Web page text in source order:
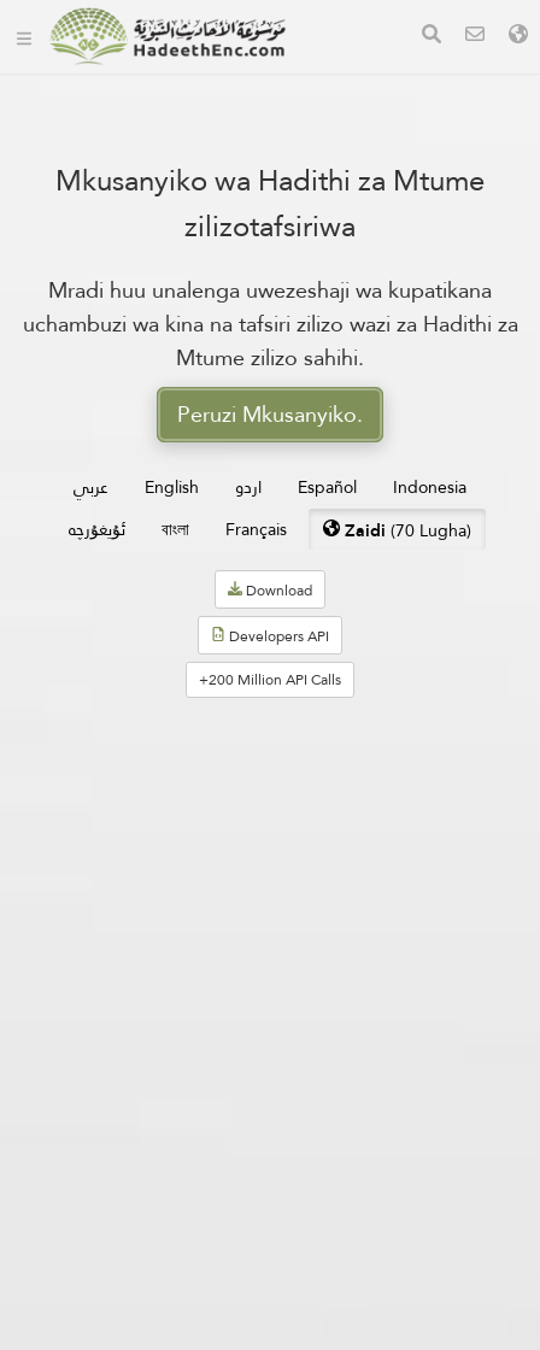
Mkusanyiko wa Hadithi za Mtume
zilizotafsiriwa
Mradi huu unalenga uwezeshaji wa kupatikana
uchambuzi wa kina na tafsiri zilizo wazi za Hadithi za
Mtume zilizo sahihi.
Peruzi Mkusanyiko.
عربي English اردو Español
Indonesia
ئۇيغۇرچە
বাংলা Français Zaidi(70 Lugha)
Download
Developers API
+200 Million API Calls